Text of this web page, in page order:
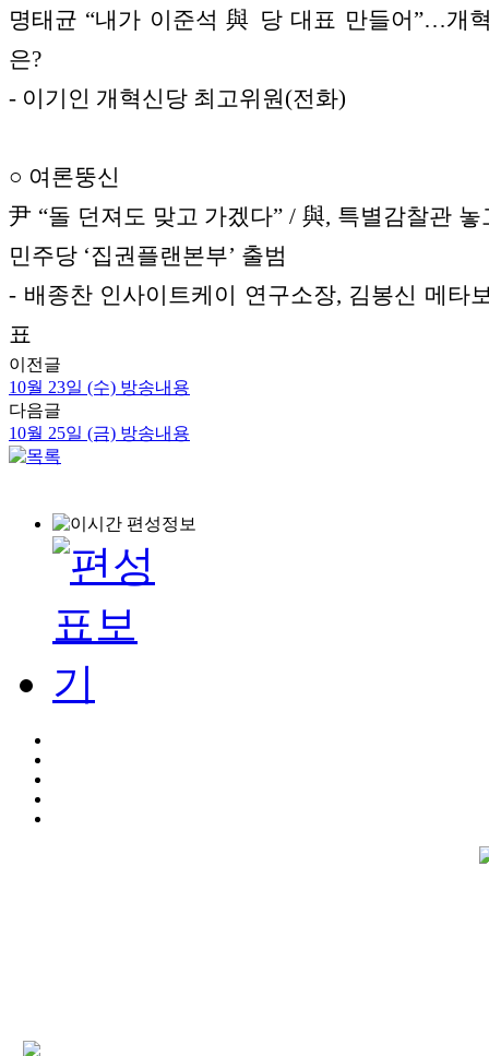
명태균 “내가 이준석 與 당 대표 만들어”…개
은?
- 이기인 개혁신당 최고위원(전화)
○ 여론뚱신
尹 “돌 던져도 맞고 가겠다” / 與, 특별감찰관 놓
민주당 ‘집권플랜본부’ 출범
- 배종찬 인사이트케이 연구소장, 김봉신 메타
표
이전글
10월 23일 (수) 방송내용
다음글
10월 25일 (금) 방송내용